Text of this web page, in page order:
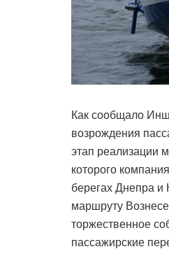
Как сообщало
возрождения
этап реализации
которого
берегах Днепра
маршруту
торжественное
пассажирские